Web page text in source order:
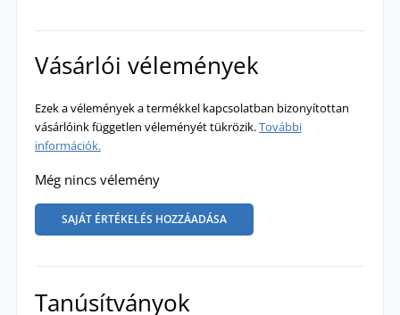
Vásárlói vélemények
Ezek a vélemények a termékkel kapcsolatban bizonyítottan
vásárlóink független véleményét tükrözik.További
információk.
Még nincs vélemény
SAJÁT ÉRTÉKELÉS HOZZÁADÁSA
Tanúsítványok